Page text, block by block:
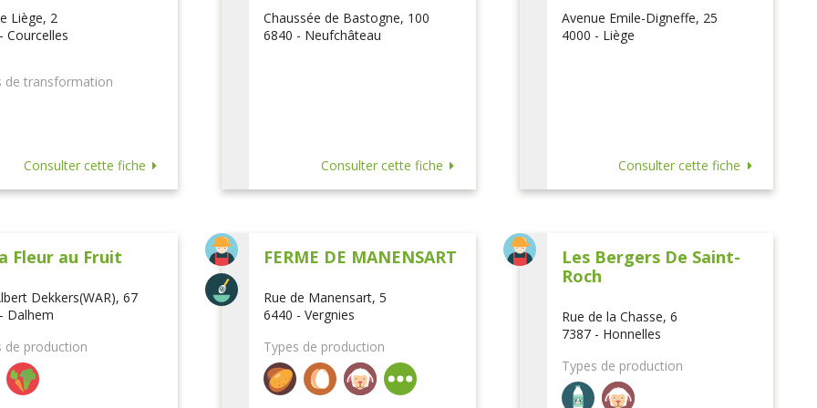
Liège, 2
Courcelles
de transformation
Consulter cette fiche
Chaussée de Bastogne, 100
6840 - Neufchâteau
Consulter cette fiche
Avenue Emile-Digneffe, 25
4000 - Liège
Consulter cette fiche
Fleur au Fruit
Dekkers(WAR), 67
Dalhem
de production
FERME DE MANENSART
Rue de Manensart, 5
6440 - Vergnies
Types de production
Les Bergers De Saint-
Roch
Rue de la Chasse, 6
7387 - Honnelles
Types de production